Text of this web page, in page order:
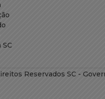
SC
Reservados SC -